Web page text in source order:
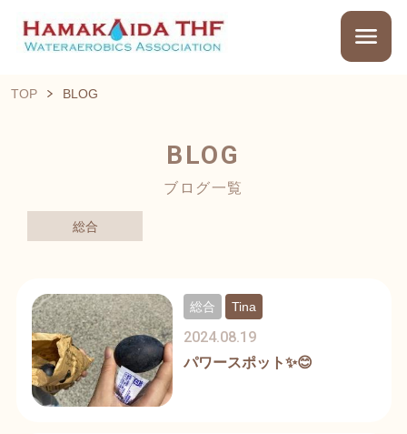
TOP BLOG
BLOG
ブログ一覧
総合
パワースポット✨😊
2024.08.19
総合 Tina